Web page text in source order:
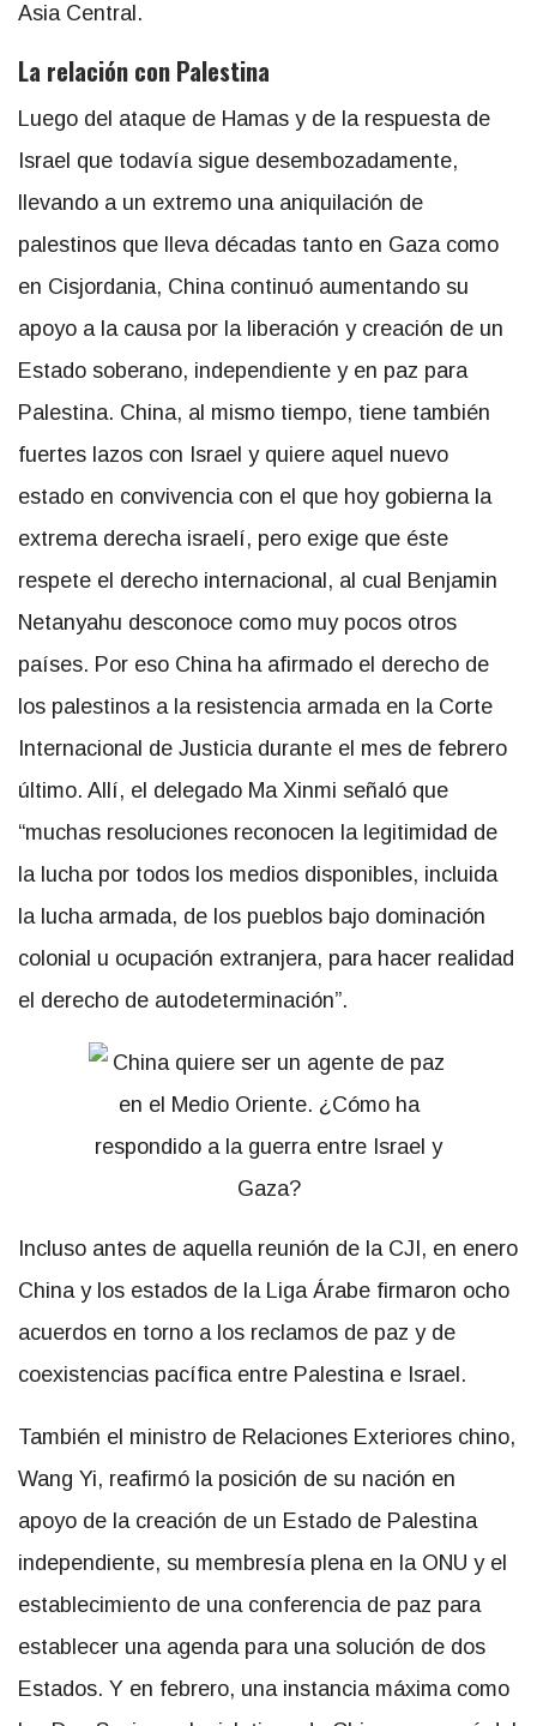
Asia Central.
La relación con Palestina
Luego del ataque de Hamas y de la respuesta de
Israel que todavía sigue desembozadamente,
llevando a un extremo una aniquilación de
palestinos que lleva décadas tanto en Gaza como
en Cisjordania, China continuó aumentando su
apoyo a la causa por la liberación y creación de un
Estado soberano, independiente y en paz para
Palestina. China, al mismo tiempo, tiene también
fuertes lazos con Israel y quiere aquel nuevo
estado en convivencia con el que hoy gobierna la
extrema derecha israelí, pero exige que éste
respete el derecho internacional, al cual Benjamin
Netanyahu desconoce como muy pocos otros
países. Por eso China ha afirmado el derecho de
los palestinos a la resistencia armada en la Corte
Internacional de Justicia durante el mes de febrero
último. Allí, el delegado Ma Xinmi señaló que
“muchas resoluciones reconocen la legitimidad de
la lucha por todos los medios disponibles, incluida
la lucha armada, de los pueblos bajo dominación
colonial u ocupación extranjera, para hacer realidad
el derecho de autodeterminación”.
Incluso antes de aquella reunión de la CJI, en enero
China y los estados de la Liga Árabe firmaron ocho
acuerdos en torno a los reclamos de paz y de
coexistencias pacífica entre Palestina e Israel.
También el ministro de Relaciones Exteriores chino,
Wang Yi, reafirmó la posición de su nación en
apoyo de la creación de un Estado de Palestina
independiente, su membresía plena en la ONU y el
establecimiento de una conferencia de paz para
establecer una agenda para una solución de dos
Estados. Y en febrero, una instancia máxima como